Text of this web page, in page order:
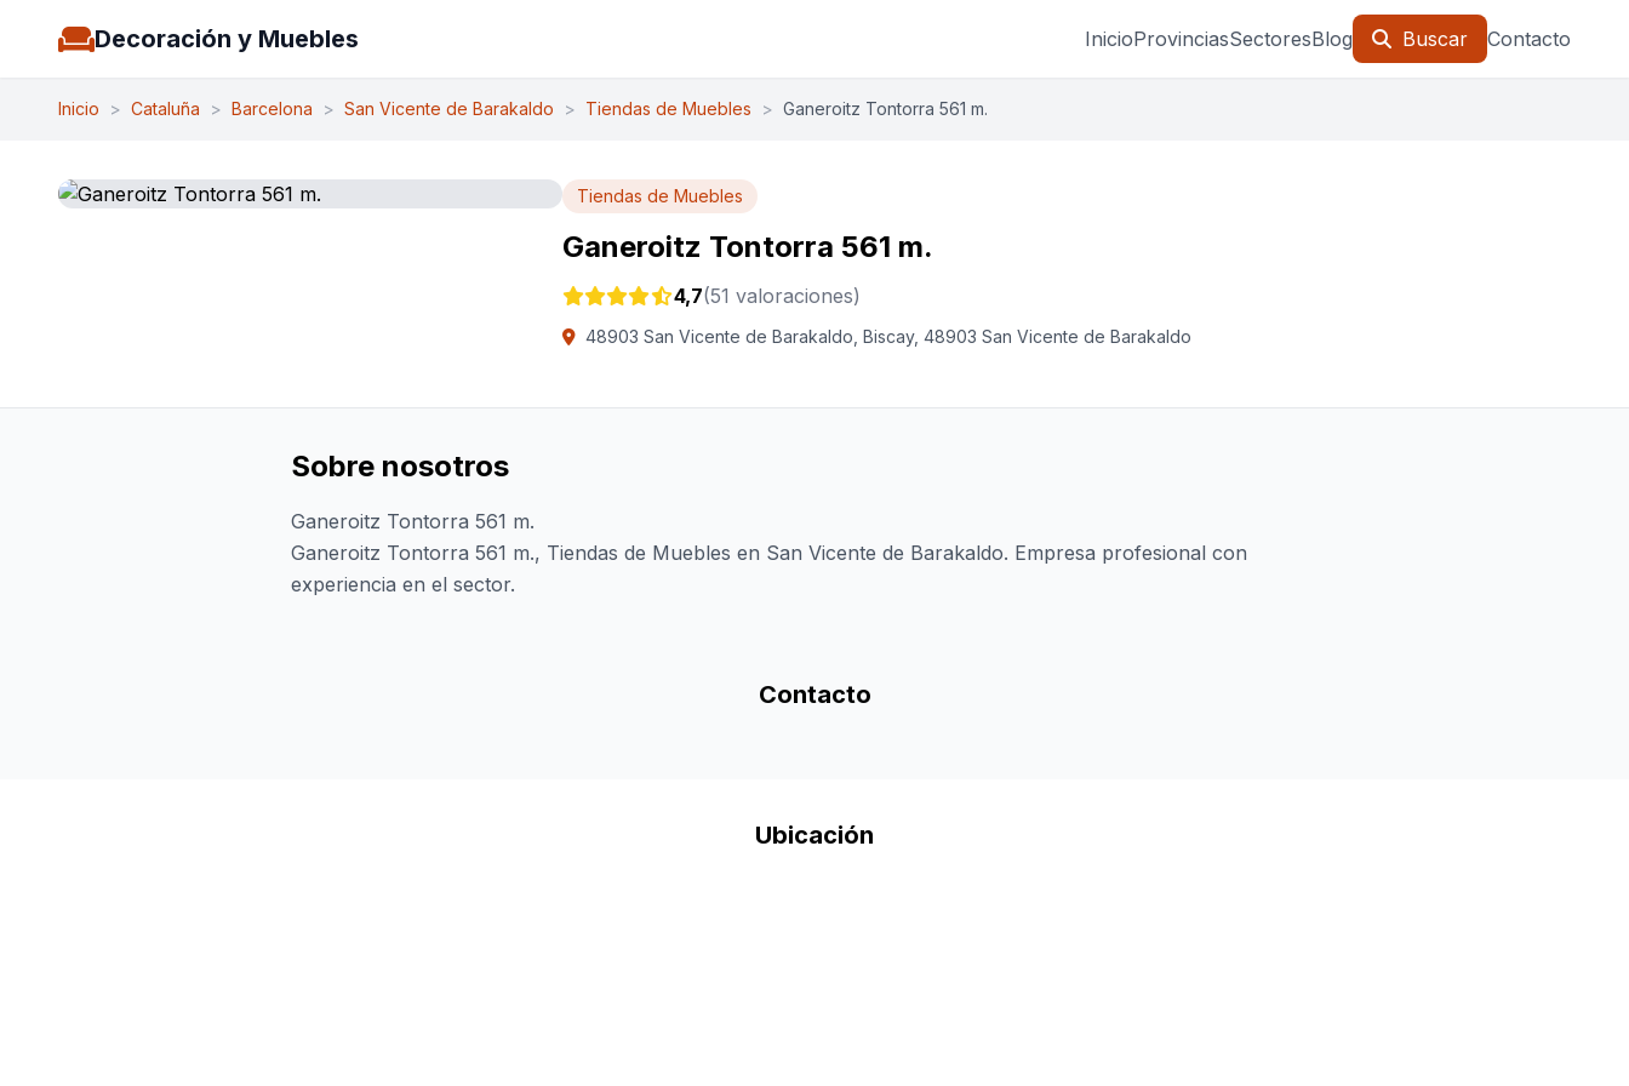
Decoración y Muebles InicioProvinciasSectoresBlog Buscar Contacto
Inicio > Cataluña > Barcelona > San Vicente de Barakaldo > Tiendas de Muebles > Ganeroitz Tontorra 561 m.
Tiendas de Muebles
Ganeroitz Tontorra 561 m.
4,7(51 valoraciones)
48903 San Vicente de Barakaldo, Biscay, 48903 San Vicente de Barakaldo
Sobre nosotros
Ganeroitz Tontorra 561 m.
Ganeroitz Tontorra 561 m., Tiendas de Muebles en San Vicente de Barakaldo. Empresa profesional con
experiencia en el sector.
Contacto
Ubicación